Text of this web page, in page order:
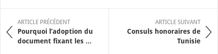
ARTICLE PRÉCÉDENT
Pourquoi l’adoption du
document fixant les ...
ARTICLE SUIVANT
Consuls honoraires de
Tunisie